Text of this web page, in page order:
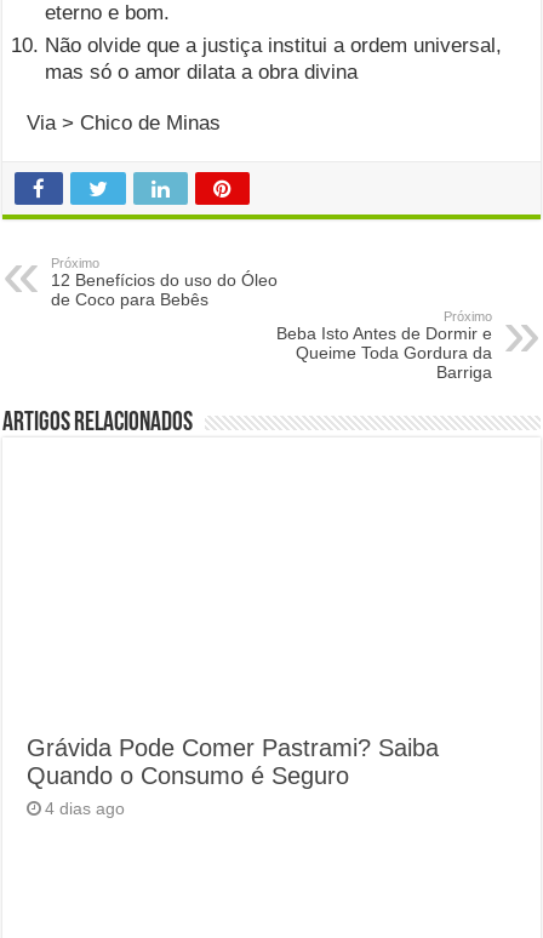
eterno e bom.
Não olvide que a justiça institui a ordem universal,
mas só o amor dilata a obra divina
Via > Chico de Minas
Próximo
12 Benefícios do uso do Óleo
de Coco para Bebês
Próximo
Beba Isto Antes de Dormir e
Queime Toda Gordura da
Barriga
Artigos Relacionados
Grávida Pode Comer Pastrami? Saiba
Quando o Consumo é Seguro
4 dias ago